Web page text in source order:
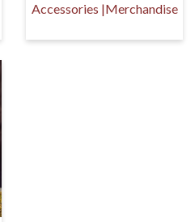
Accessories |Merchandise